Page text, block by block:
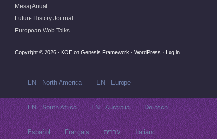
Mesaj Anual
Future History Journal
European Web Talks
Copyright © 2026 · KOE on Genesis Framework · WordPress · Log in
EN - North America EN - Europe
EN - South Africa EN - Australia Deutsch
Español Français עברית Italiano